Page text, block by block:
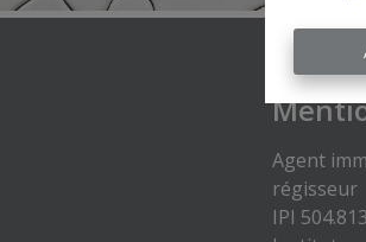
Agent
régisseur
IPI